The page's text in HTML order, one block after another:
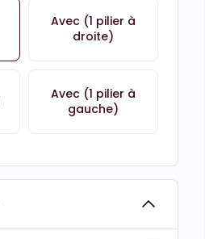
Avec (1 pilier à
droite)
Avec (1 pilier à
gauche)